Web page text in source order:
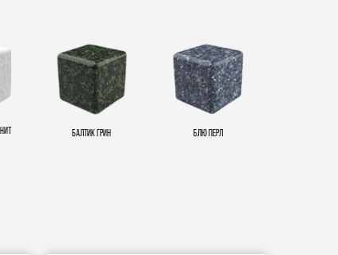
Балтик Грин Блю Перл